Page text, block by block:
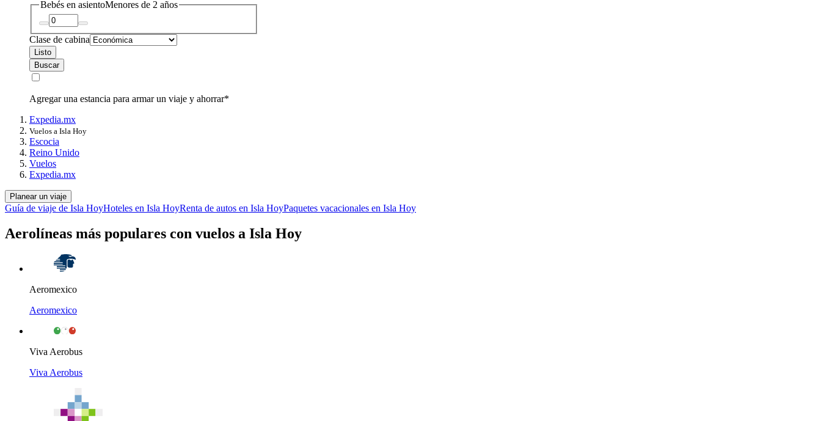
Bebés en asientoMenores de 2 años
Clase de cabina
Listo
Buscar
Agregar una estancia para armar un viaje y ahorrar*
Expedia.mx
Vuelos a Isla Hoy
Escocia
Reino Unido
Vuelos
Expedia.mx
Planear un viaje
Guía de viaje de Isla HoyHoteles en Isla HoyRenta de autos en Isla HoyPaquetes vacacionales en Isla Hoy
Aerolíneas más populares con vuelos a Isla Hoy
Aeromexico
Aeromexico
Viva Aerobus
Viva Aerobus